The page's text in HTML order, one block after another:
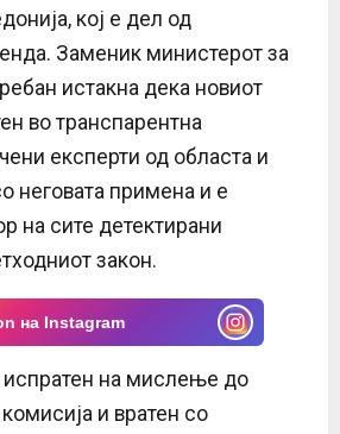
кој е дел од
Заменик министерот за
истакна дека новиот
во транспарентна
експерти од областа и
неговата примена и е
на сите детектирани
закон.
на Instagram
на мислење до
и вратен со